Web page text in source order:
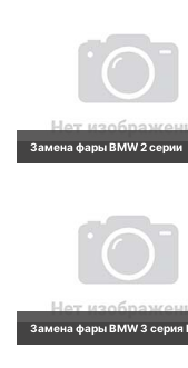
Замена фары BMW 2 серии
Замена фары BMW 3 серия